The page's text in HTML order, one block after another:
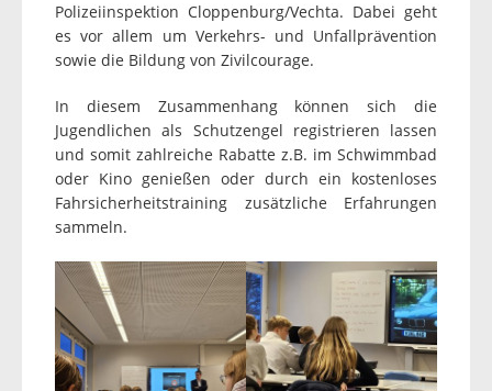
Polizeiinspektion Cloppenburg/Vechta. Dabei geht
es vor allem um Verkehrs- und Unfallprävention
sowie die Bildung von Zivilcourage.
In diesem Zusammenhang können sich die
Jugendlichen als Schutzengel registrieren lassen
und somit zahlreiche Rabatte z.B. im Schwimmbad
oder Kino genießen oder durch ein kostenloses
Fahrsicherheitstraining zusätzliche Erfahrungen
sammeln.